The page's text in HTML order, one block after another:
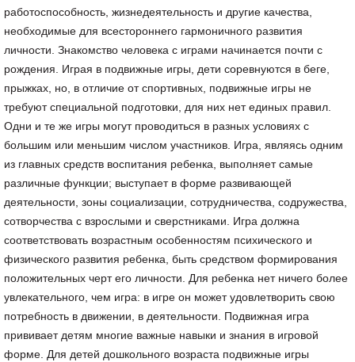
работоспособность, жизнедеятельность и другие качества,
необходимые для всестороннего гармоничного развития
личности. Знакомство человека с играми начинается почти с
рождения. Играя в подвижные игры, дети соревнуются в беге,
прыжках, но, в отличие от спортивных, подвижные игры не
требуют специальной подготовки, для них нет единых правил.
Одни и те же игры могут проводиться в разных условиях с
большим или меньшим числом участников. Игра, являясь одним
из главных средств воспитания ребенка, выполняет самые
различные функции; выступает в форме развивающей
деятельности, зоны социализации, сотрудничества, содружества,
сотворчества с взрослыми и сверстниками. Игра должна
соответствовать возрастным особенностям психического и
физического развития ребенка, быть средством формирования
положительных черт его личности. Для ребенка нет ничего более
увлекательного, чем игра: в игре он может удовлетворить свою
потребность в движении, в деятельности. Подвижная игра
прививает детям многие важные навыки и знания в игровой
форме. Для детей дошкольного возраста подвижные игры